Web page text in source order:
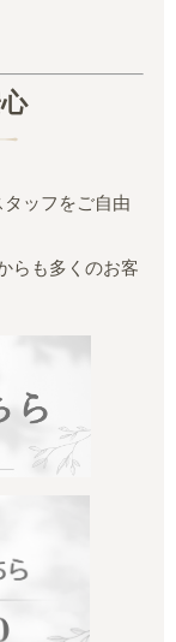
ッフをご自由
らも多くのお客